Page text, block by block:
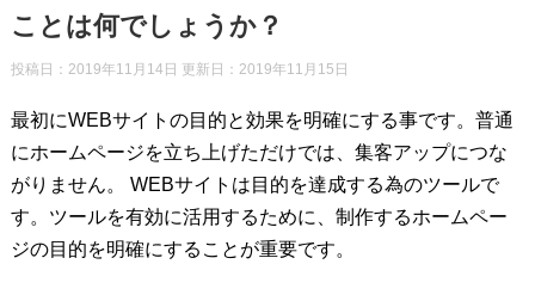
ことは何でしょうか？
投稿日：2019年11月14日 更新日： 2019年11月15日
最初にWEBサイトの目的と効果を明確にする事です。普通
にホームページを立ち上げただけでは、集客アップにつな
がりません。 WEBサイトは目的を達成する為のツールで
す。ツールを有効に活用するために、制作するホームペー
ジの目的を明確にすることが重要です。